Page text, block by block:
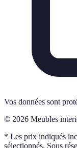
Vos données sont
© 2026 Meubles
* Les prix indiqués
sélectionnés. Sous